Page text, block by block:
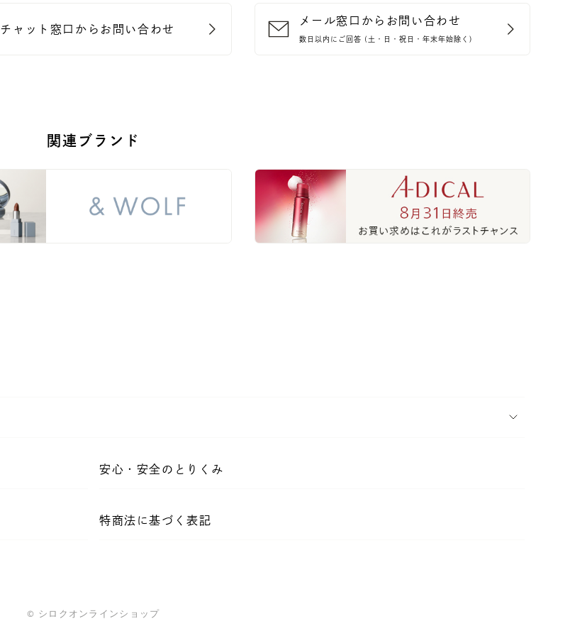
チャット窓口からお問い合わせ
メール窓口からお問い合わせ
数日以内にご回答 (土・日・祝日・年末年始除く)
関連ブランド
安心・安全のとりくみ
特商法に基づく表記
©️ シロクオンラインショップ